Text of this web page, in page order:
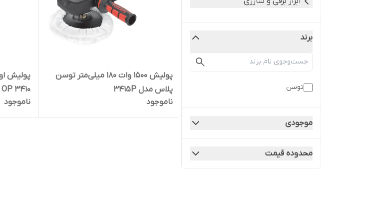
برند
توسن
موجودی
محدوده قیمت
پولیش 1500 وات 180 میلی‌متر توسن
پلاس مدل 3415P
ناموجود
3410 OP
ناموجود